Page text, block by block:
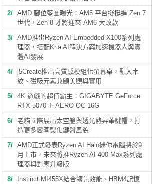
2
AMD 腳位藍圖曝光：AM5 平台擬挺進 Zen 7
世代，Zen 8 才將迎來 AM6 大改款
3
AMD推出Ryzen AI Embedded X100系列處
理器，搭配Kria AI解決方案加速機器人與實
體AI發展
4
j5Create推出高質感模組化螢幕桌，融入木
紋、磁吸元素兼顧美觀與實用
5
4K 遊戲的超值霸主：GIGABYTE GeForce
RTX 5070 Ti AERO OC 16G
6
老貓國際展出太空艙與透光熱昇華鍵帽，打
造更多變客製化鍵盤風貌
7
AMD正式發表Ryzen AI Halo迷你電腦將於9
月上市，未來將推Ryzen AI 400 Max系列處
理器與對應升級版
8
Instinct MI455X結合領先效能、HBM4記憶